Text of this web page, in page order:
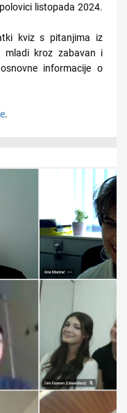
listopada 2024.
kviz s pitanjima iz
mladi kroz zabavan i
informacije o
.